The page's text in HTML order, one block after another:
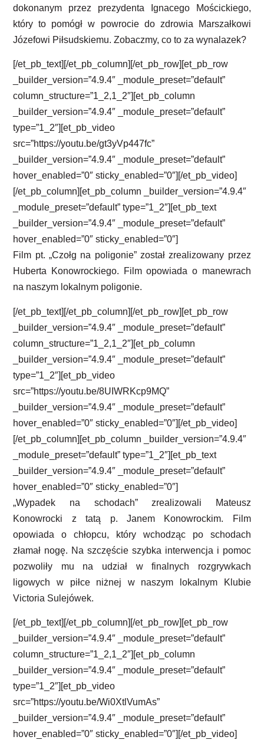
dokonanym przez prezydenta Ignacego Mościckiego,
który to pomógł w powrocie do zdrowia Marszałkowi
Józefowi Piłsudskiemu. Zobaczmy, co to za wynalazek?
[/et_pb_text][/et_pb_column][/et_pb_row][et_pb_row
_builder_version=”4.9.4″ _module_preset=”default”
column_structure=”1_2,1_2″][et_pb_column
_builder_version=”4.9.4″ _module_preset=”default”
type=”1_2″][et_pb_video
src=”https://youtu.be/gt3yVp447fc”
_builder_version=”4.9.4″ _module_preset=”default”
hover_enabled=”0″ sticky_enabled=”0″][/et_pb_video]
[/et_pb_column][et_pb_column _builder_version=”4.9.4″
_module_preset=”default” type=”1_2″][et_pb_text
_builder_version=”4.9.4″ _module_preset=”default”
hover_enabled=”0″ sticky_enabled=”0″]
Film pt. „Czołg na poligonie” został zrealizowany przez
Huberta Konowrockiego. Film opowiada o manewrach
na naszym lokalnym poligonie.
[/et_pb_text][/et_pb_column][/et_pb_row][et_pb_row
_builder_version=”4.9.4″ _module_preset=”default”
column_structure=”1_2,1_2″][et_pb_column
_builder_version=”4.9.4″ _module_preset=”default”
type=”1_2″][et_pb_video
src=”https://youtu.be/8UIWRKcp9MQ”
_builder_version=”4.9.4″ _module_preset=”default”
hover_enabled=”0″ sticky_enabled=”0″][/et_pb_video]
[/et_pb_column][et_pb_column _builder_version=”4.9.4″
_module_preset=”default” type=”1_2″][et_pb_text
_builder_version=”4.9.4″ _module_preset=”default”
hover_enabled=”0″ sticky_enabled=”0″]
„Wypadek na schodach” zrealizowali Mateusz
Konowrocki z tatą p. Janem Konowrockim. Film
opowiada o chłopcu, który wchodząc po schodach
złamał nogę. Na szczęście szybka interwencja i pomoc
pozwoliły mu na udział w finalnych rozgrywkach
ligowych w piłce niżnej w naszym lokalnym Klubie
Victoria Sulejówek.
[/et_pb_text][/et_pb_column][/et_pb_row][et_pb_row
_builder_version=”4.9.4″ _module_preset=”default”
column_structure=”1_2,1_2″][et_pb_column
_builder_version=”4.9.4″ _module_preset=”default”
type=”1_2″][et_pb_video
src=”https://youtu.be/Wi0XtlVumAs”
_builder_version=”4.9.4″ _module_preset=”default”
hover_enabled=”0″ sticky_enabled=”0″][/et_pb_video]